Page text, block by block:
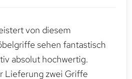
von diesem
sehen fantastisch
absolut hochwertig.
Lieferung zwei Griffe